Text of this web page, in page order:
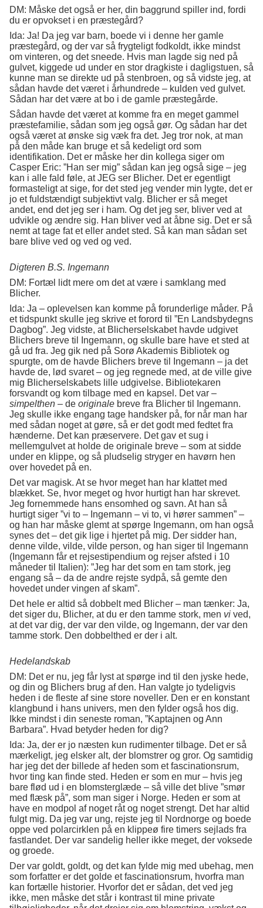
DM: Måske det også er her, din baggrund spiller ind, fordi
du er opvokset i en præstegård?
Ida: Ja! Da jeg var barn, boede vi i denne her gamle
præstegård, og der var så frygteligt fodkoldt, ikke mindst
om vinteren, og det sneede. Hvis man lagde sig ned på
gulvet, kiggede ud under en stor dragkiste i dagligstuen, så
kunne man se direkte ud på stenbroen, og så vidste jeg, at
sådan havde det været i århundrede – kulden ved gulvet.
Sådan har det være at bo i de gamle præstegårde.
Sådan havde det været at komme fra en meget gammel
præstefamilie, sådan som jeg også gør. Og sådan har det
også været at ønske sig væk fra det. Jeg tror nok, at man
på den måde kan bruge et så kedeligt ord som
identifikation. Det er måske her din kollega siger om
Casper Eric: ”Han ser mig” sådan kan jeg også sige – jeg
kan i alle fald føle, at JEG ser Blicher. Det er egentligt
formasteligt at sige, for det sted jeg vender min lygte, det er
jo et fuldstændigt subjektivt valg. Blicher er så meget
andet, end det jeg ser i ham. Og det jeg ser, bliver ved at
udvikle og ændre sig. Han bliver ved at åbne sig. Det er så
nemt at tage fat et eller andet sted. Så kan man sådan set
bare blive ved og ved og ved.
Digteren B.S. Ingemann
DM: Fortæl lidt mere om det at være i samklang med
Blicher.
Ida: Ja – oplevelsen kan komme på forunderlige måder. På
et tidspunkt skulle jeg skrive et forord til ”En Landsbydegns
Dagbog”. Jeg vidste, at Blicherselskabet havde udgivet
Blichers breve til Ingemann, og skulle bare have et sted at
gå ud fra. Jeg gik ned på Sorø Akademis Bibliotek og
spurgte, om de havde Blichers breve til Ingemann – ja det
havde de, lød svaret – og jeg regnede med, at de ville give
mig Blicherselskabets lille udgivelse. Bibliotekaren
forsvandt og kom tilbage med en kapsel. Det var –
simpelthen – de originale breve fra Blicher til Ingemann.
Jeg skulle ikke engang tage handsker på, for når man har
med sådan noget at gøre, så er det godt med fedtet fra
hænderne. Det kan præservere. Det gav et sug i
mellemgulvet at holde de originale breve – som at sidde
under en klippe, og så pludselig stryger en havørn hen
over hovedet på en.
Det var magisk. At se hvor meget han har klattet med
blækket. Se, hvor meget og hvor hurtigt han har skrevet.
Jeg fornemmede hans ensomhed og savn. At han så
hurtigt siger ”vi to – Ingemann – vi to, vi hører sammen” –
og han har måske glemt at spørge Ingemann, om han også
synes det – det gik lige i hjertet på mig. Der sidder han,
denne vilde, vilde, vilde person, og han siger til Ingemann
(Ingemann får et rejsestipendium og rejser afsted i 10
måneder til Italien): ”Jeg har det som en tam stork, jeg
engang så – da de andre rejste sydpå, så gemte den
hovedet under vingen af skam”.
Det hele er altid så dobbelt med Blicher – man tænker: Ja,
det siger du, Blicher, at du er den tamme stork, men vi ved,
at det var dig, der var den vilde, og Ingemann, der var den
tamme stork. Den dobbelthed er der i alt.
Hedelandskab
DM: Det er nu, jeg får lyst at spørge ind til den jyske hede,
og din og Blichers brug af den. Han valgte jo tydeligvis
heden i de fleste af sine store noveller. Den er en konstant
klangbund i hans univers, men den fylder også hos dig.
Ikke mindst i din seneste roman, ”Kaptajnen og Ann
Barbara”. Hvad betyder heden for dig?
Ida: Ja, der er jo næsten kun rudimenter tilbage. Det er så
mærkeligt, jeg elsker alt, der blomstrer og gror. Og samtidig
har jeg det der billede af heden som et fascinationsrum,
hvor ting kan finde sted. Heden er som en mur – hvis jeg
bare flød ud i en blomsterglæde – så ville det blive ”smør
med flæsk på”, som man siger i Norge. Heden er som at
have en modpol af noget råt og noget strengt. Det har altid
fulgt mig. Da jeg var ung, rejste jeg til Nordnorge og boede
oppe ved polarcirklen på en klippeø fire timers sejlads fra
fastlandet. Der var sandelig heller ikke meget, der voksede
og groede.
Der var goldt, goldt, og det kan fylde mig med ubehag, men
som forfatter er det golde et fascinationsrum, hvorfra man
kan fortælle historier. Hvorfor det er sådan, det ved jeg
ikke, men måske det står i kontrast til mine private